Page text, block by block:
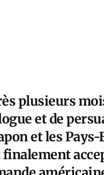
plusieurs
et de
et les Pays-